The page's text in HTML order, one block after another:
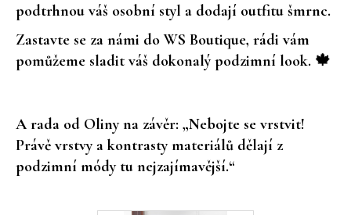
podtrhnou váš osobní styl a dodají outfitu šmrnc.
Zastavte se za námi doWS Boutique, rádi vám
pomůžeme sladit váš dokonalý podzimní look. 🍁
A rada od Oliny na závěr: „Nebojte se vrstvit!
Právě vrstvy a kontrasty materiálů dělají z
podzimní módy tu nejzajímavější.“
o
r
č
e
m